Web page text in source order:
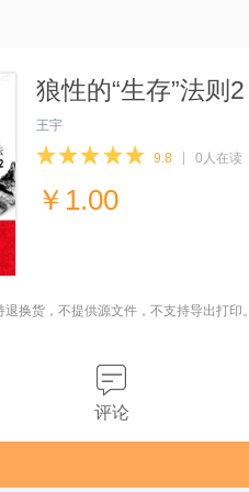
狼性的“生存”法则2
王宇
9.8 0人在读
￥ 1.00
换货，不提供源文件，不支持导出打印。
评论